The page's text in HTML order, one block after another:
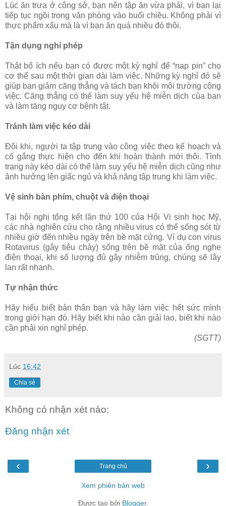
Lúc ăn trưa ở công sở, bạn nên tập ăn vừa phải, vì bạn lại
tiếp tục ngồi trong văn phòng vào buổi chiều. Không phải vì
thực phẩm xấu mà là vì bạn ăn quá nhiều đó thôi.
Tận dụng nghỉ phép
Thật bổ ích nếu bạn có được một kỳ nghỉ để “nạp pin” cho
cơ thể sau một thời gian dài làm việc. Những kỳ nghỉ đó sẽ
giúp bạn giảm căng thẳng và tách bạn khỏi môi trường công
việc. Căng thẳng có thể làm suy yếu hệ miễn dịch của bạn
và làm tăng nguy cơ bệnh tật.
Tránh làm việc kéo dài
Đôi khi, người ta tập trung vào công việc theo kế hoạch và
cố gắng thực hiện cho đến khi hoàn thành mới thôi. Tình
trạng này kéo dài có thể làm suy yếu hệ miễn dịch cũng như
ảnh hưởng lên giấc ngủ và khả năng tập trung khi làm việc.
Vệ sinh bàn phím, chuột và điện thoại
Tại hội nghị tổng kết lần thứ 100 của Hội Vi sinh học Mỹ,
các nhà nghiên cứu cho rằng nhiều virus có thể sống sót từ
nhiều giờ đến nhiều ngày trên bề mặt cứng. Ví dụ con virus
Rotavirus (gây tiêu chảy) sống trên bề mặt của ống nghe
điện thoại, khi số lượng đủ gây nhiễm trùng, chúng sẽ lây
lan rất nhanh.
Tự nhận thức
Hãy hiểu biết bản thân bạn và hãy làm việc hết sức mình
trong giới hạn đó. Hãy biết khi nào cần giải lao, biết khi nào
cần phải xin nghỉ phép.
(SGTT)
Lúc 16:42
Chia sẻ
Không có nhận xét nào:
Đăng nhận xét
‹ ›
Trang chủ
Xem phiên bản web
Được tạo bởi Blogger.